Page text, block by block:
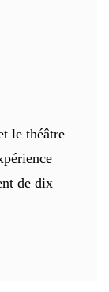
le théâtre
de dix